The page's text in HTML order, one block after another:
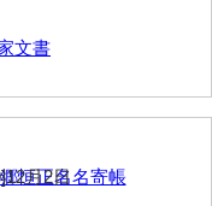
文書
恒正名名寄帳
月2日